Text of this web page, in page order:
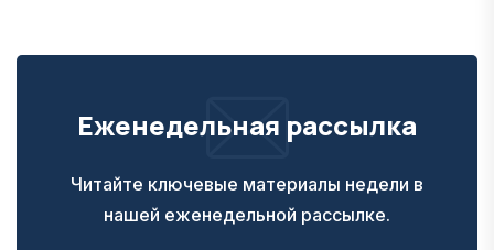
Еженедельная рассылка
Читайте ключевые материалы недели в
нашей еженедельной рассылке.